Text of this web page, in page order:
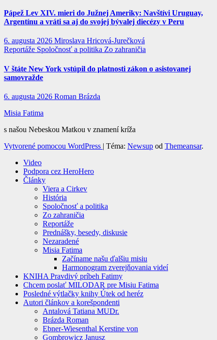
Pápež Lev XIV. mieri do Južnej Ameriky: Navštívi Uruguay,
Argentínu a vráti sa aj do svojej bývalej diecézy v Peru
6. augusta 2026 Miroslava Hricová-Jurečková
Reportáže Spoločnosť a politika Zo zahraničia
V štáte New York vstúpil do platnosti zákon o asistovanej
samovražde
6. augusta 2026 Roman Brázda
Misia Fatima
s našou Nebeskou Matkou v znamení kríža
Vytvorené pomocou WordPress | Téma: Newsup od Themeansar.
Video
Podpora cez HeroHero
Články
Viera a Cirkev
História
Spoločnosť a politika
Zo zahraničia
Reportáže
Prednášky, besedy, diskusie
Nezaradené
Misia Fatima
Začíname našu ďalšiu misiu
Harmonogram zverejňovania videí
KNIHA Pravdivý príbeh Fatimy
Chcem poslať MILODAR pre Misiu Fatima
Posledné výtlačky knihy Útek od heréz
Autori článkov a korešpondenti
Antalová Tatiana MUDr.
Brázda Roman
Ebner-Wiesenthal Kerstine von
Gombrowicz Janusz